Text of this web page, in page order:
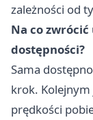
zależności od
Na co
dostępności?
Sama
krok. Kolejnym
prędkości